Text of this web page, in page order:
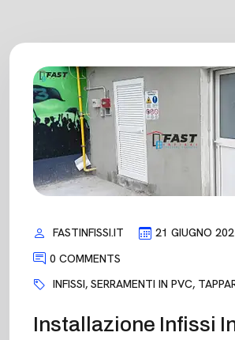
FASTINFISSI.IT
21 GIUGNO
0 COMMENTS
INFISSI, SERRAMENTI IN PVC,
Installazione Infissi